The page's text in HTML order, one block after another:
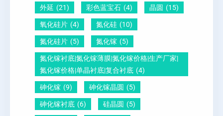
明
测
钛
铅
晶
圆
外延 (21) 彩色蓝宝石 (4) 晶圆 (15)
氧化硅片 (4) 氮化硅 (10)
氮化硅片 (5) 氮化镓 (5)
氮化镓衬底|氮化镓薄膜|氮化镓价格|生产厂家|
氮化镓价格|单晶衬底|复合衬底 (4)
砷化镓 (9) 砷化镓晶圆 (5)
砷化镓衬底 (6) 硅晶圆 (5)